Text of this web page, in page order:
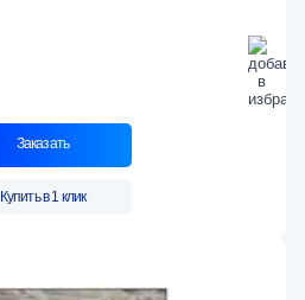
Заказать
Купить в 1 клик